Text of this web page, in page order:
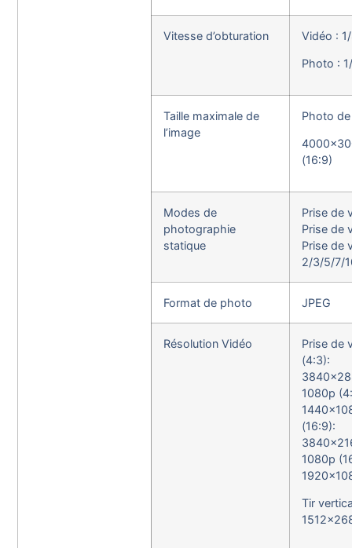
Vitesse d’obturation Vidéo :
Photo :
Taille maximale de
l’image
Photo
(16∶9)
Modes de
photographie
statique
Prise de
Prise de
Prise de
2/3/5/7/
Format de photo JPEG
Résolution Vidéo
Prise de
(4:3):
1080p
(16:9):
1080p
Tir